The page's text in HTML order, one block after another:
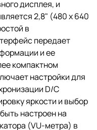
дисплея, и
2,8" (480 x 640
в
передает
и ее
компактном
настройки для
D/C
яркости и выбор
настроен на
(VU-метра) в